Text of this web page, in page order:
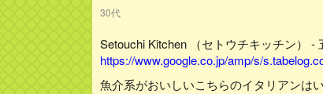
30代
Setouchi Kitchen （セトウチキッチン） -
https://www.google.co.jp/amp/s/
魚介系がおいしいこちらのイタリアンは